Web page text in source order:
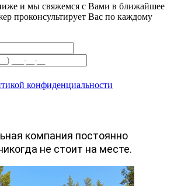
и мы свяжемся с Вами в ближайшее
проконсультирует Вас по каждому
конфиденциальности
компания постоянно
не стоит на месте.